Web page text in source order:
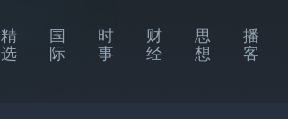
精
选
国
际
时
事
财
经
思
想
播
客